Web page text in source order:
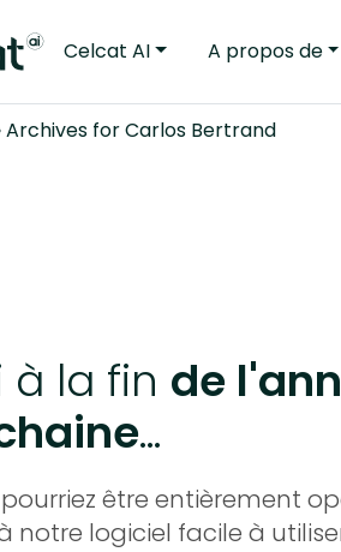
Celcat AI A propos de
Archives for Carlos Bertrand
à la fin de
...
être entièrement
notre logiciel facile à